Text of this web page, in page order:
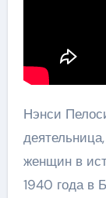
Нэнси
женщин в
1940 года в